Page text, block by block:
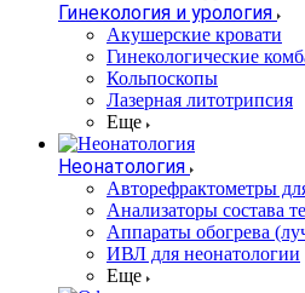
Гинекология и урология
Акушерские кровати
Гинекологические
Кольпоскопы
Лазерная литотрипсия
Еще
Неонатология
Авторефрактометры
Анализаторы состава
Аппараты обогрева
ИВЛ для неонатологии
Еще